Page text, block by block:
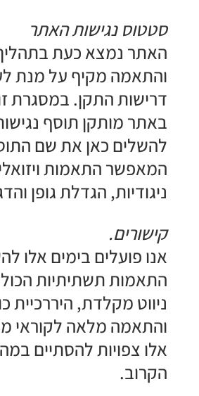
​סטטוס נגישות האתר
האתר נמצא כעת
והתאמה מקיף על מנת
דרישות התקן. במסגרת
​באתר מותקן תוסף
להשלים כאן את שם
המאפשר התאמות
ניגודיות, הגדלת גופן
קישורים.
​אנו פועלים בימים אלו
התאמות תשתיתיות
ניווט מקלדת, היררכיית
והתאמה מלאה לקוראי
אלו צפויות להסתיים
הקרוב.